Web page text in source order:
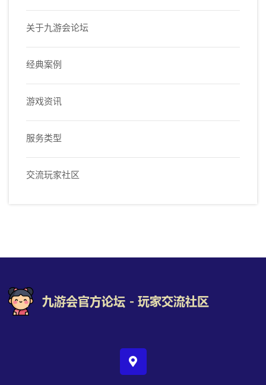
关于九游会论坛
经典案例
游戏资讯
服务类型
交流玩家社区